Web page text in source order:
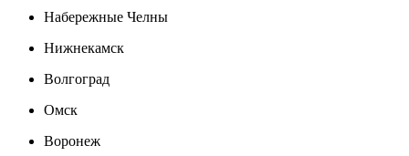
Набережные Челны
Нижнекамск
Волгоград
Омск
Воронеж